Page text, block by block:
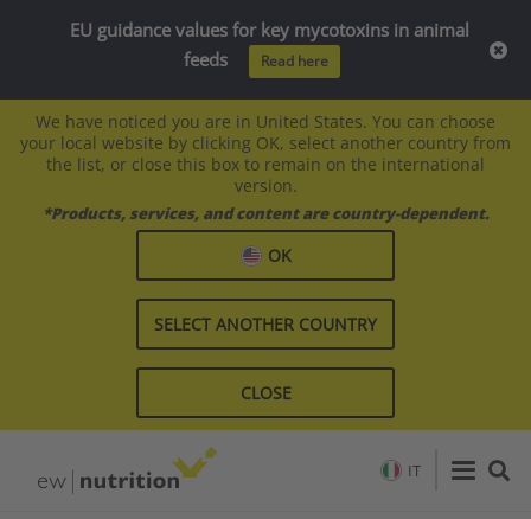
We have noticed you are in United States. You can choose
your local website by clicking OK, select another country from
the list, or close this box to remain on the international
version.
*Products, services, and content are country-dependent.
OK
SELECT ANOTHER COUNTRY
CLOSE
IT
EU guidance values for key mycotoxins in animal
feeds
Read here